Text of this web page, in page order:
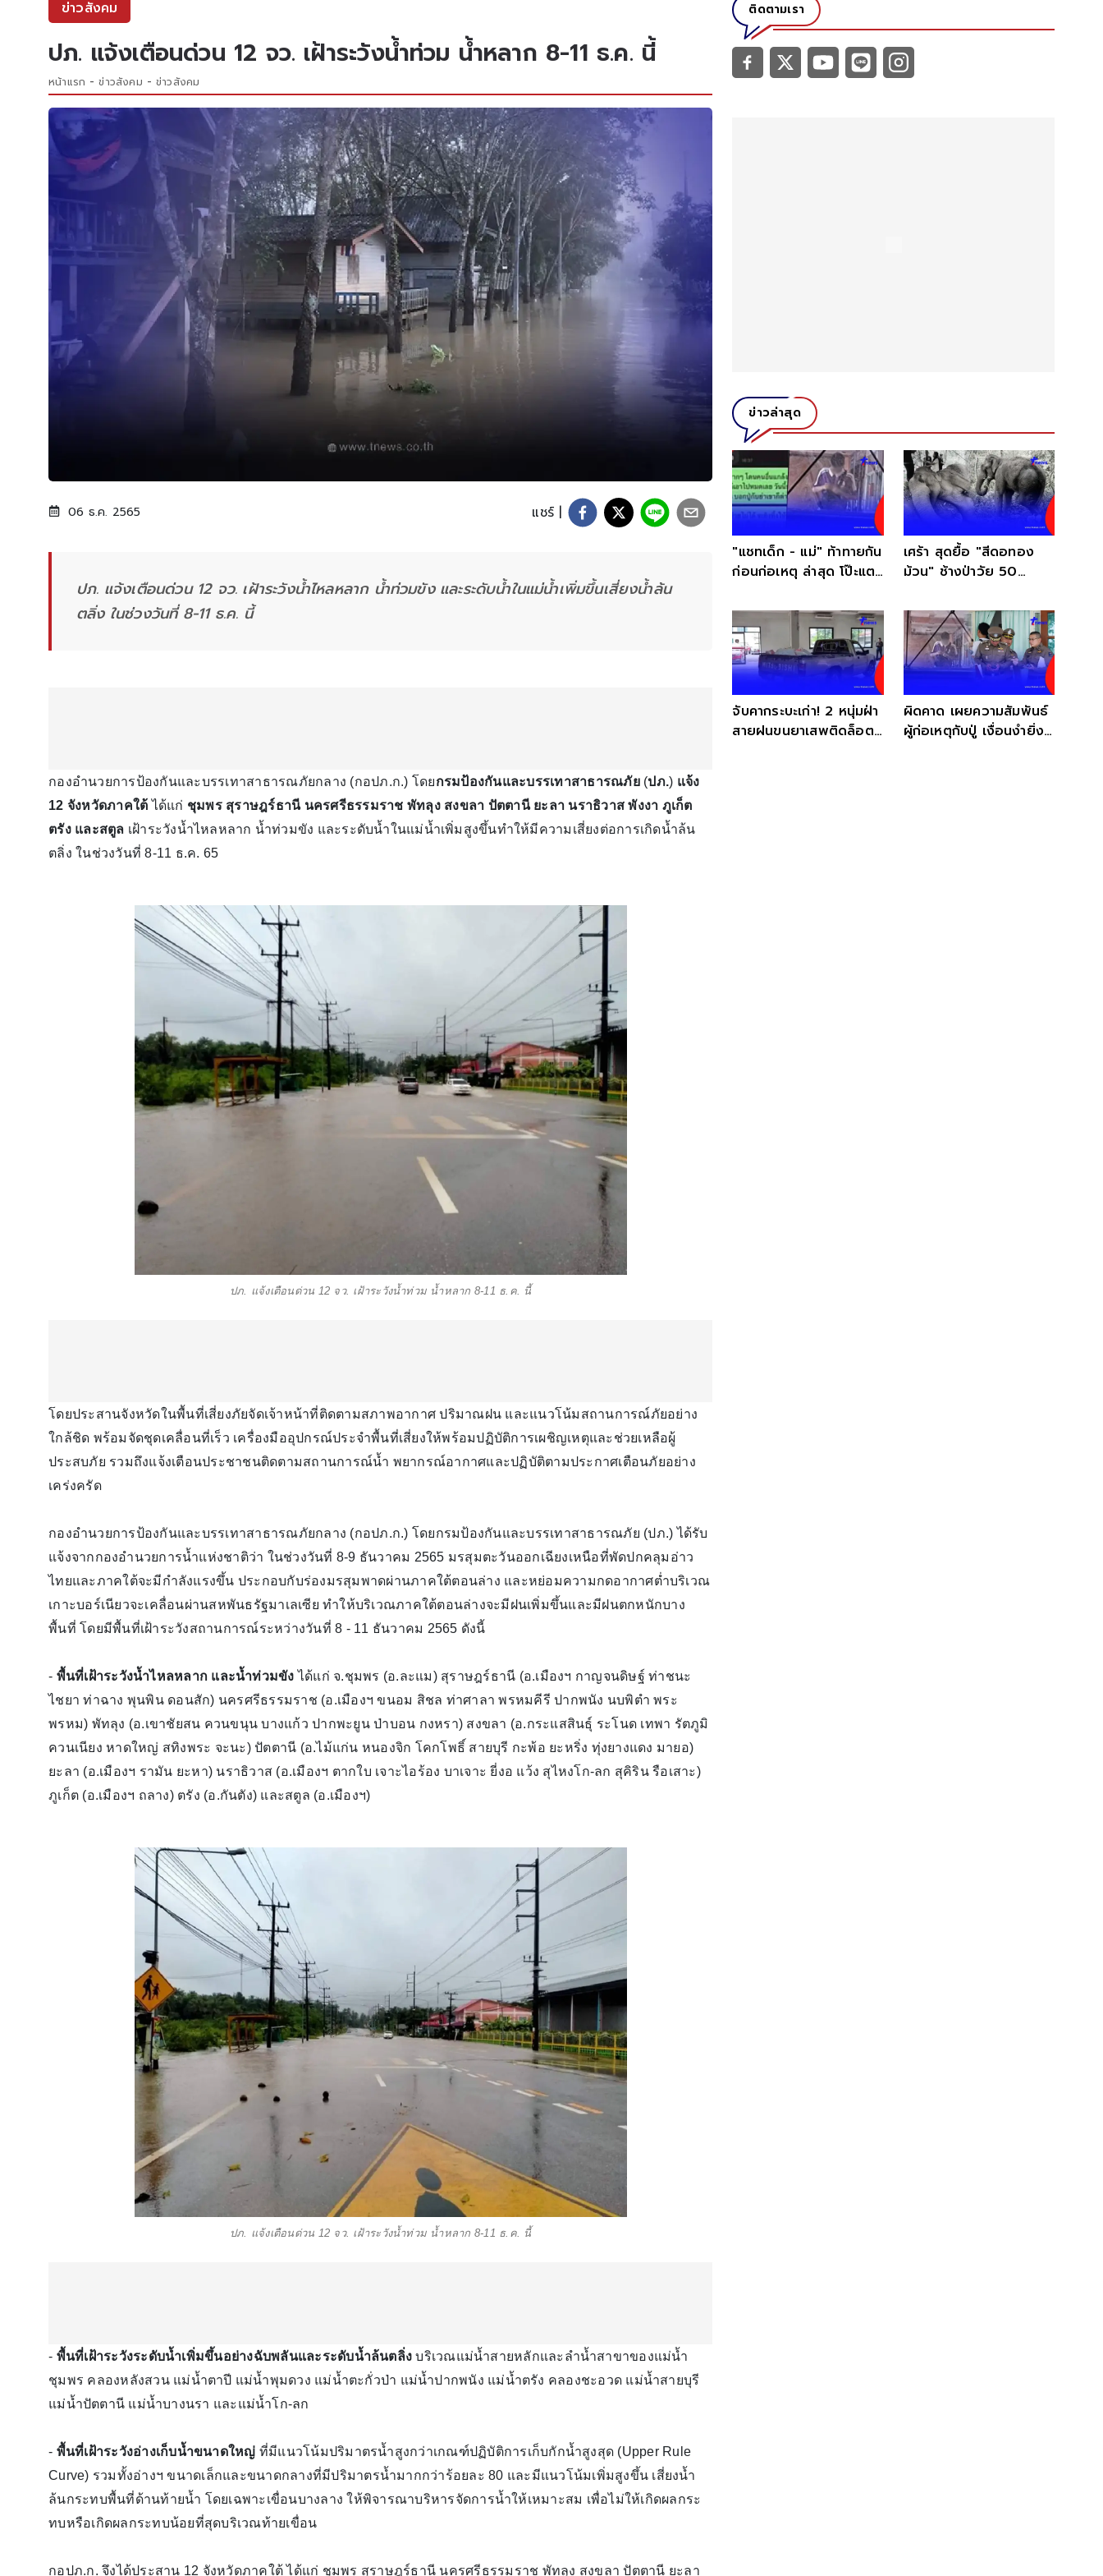
ข่าวสังคม
ปภ. แจ้งเตือนด่วน 12 จว. เฝ้าระวังน้ำท่วม น้ำหลาก 8-11 ธ.ค. นี้
หน้าแรก ข่าวสังคม ข่าวสังคม
06 ธ.ค. 2565 แชร์ |
ปภ. แจ้งเตือนด่วน 12 จว. เฝ้าระวังน้ำไหลหลาก น้ำท่วมขัง และระดับน้ำในแม่น้ำเพิ่มขึ้นเสี่ยงน้ำล้น
ตลิ่ง ในช่วงวันที่ 8-11 ธ.ค. นี้
กองอำนวยการป้องกันและบรรเทาสาธารณภัยกลาง (กอปภ.ก.) โดยกรมป้องกันและบรรเทาสาธารณภัย(ปภ.) แจ้ง
12 จังหวัดภาคใต้ ได้แก่ ชุมพร สุราษฎร์ธานี นครศรีธรรมราช พัทลุง สงขลา ปัตตานี ยะลา นราธิวาส พังงา ภูเก็ต
ตรัง และสตูล เฝ้าระวังน้ำไหลหลาก น้ำท่วมขัง และระดับน้ำในแม่น้ำเพิ่มสูงขึ้นทำให้มีความเสี่ยงต่อการเกิดน้ำล้น
ตลิ่ง ในช่วงวันที่ 8-11 ธ.ค. 65
ปภ. แจ้งเตือนด่วน 12 จว. เฝ้าระวังน้ำท่วม น้ำหลาก 8-11 ธ.ค. นี้
โดยประสานจังหวัดในพื้นที่เสี่ยงภัยจัดเจ้าหน้าที่ติดตามสภาพอากาศ ปริมาณฝน และแนวโน้มสถานการณ์ภัยอย่าง
ใกล้ชิด พร้อมจัดชุดเคลื่อนที่เร็ว เครื่องมืออุปกรณ์ประจำพื้นที่เสี่ยงให้พร้อมปฏิบัติการเผชิญเหตุและช่วยเหลือผู้
ประสบภัย รวมถึงแจ้งเตือนประชาชนติดตามสถานการณ์น้ำ พยากรณ์อากาศและปฏิบัติตามประกาศเตือนภัยอย่าง
เคร่งครัด
กองอำนวยการป้องกันและบรรเทาสาธารณภัยกลาง (กอปภ.ก.) โดยกรมป้องกันและบรรเทาสาธารณภัย (ปภ.) ได้รับ
แจ้งจากกองอำนวยการน้ำแห่งชาติว่า ในช่วงวันที่ 8-9 ธันวาคม 2565 มรสุมตะวันออกเฉียงเหนือที่พัดปกคลุมอ่าว
ไทยและภาคใต้จะมีกำลังแรงขึ้น ประกอบกับร่องมรสุมพาดผ่านภาคใต้ตอนล่าง และหย่อมความกดอากาศต่ำบริเวณ
เกาะบอร์เนียวจะเคลื่อนผ่านสหพันธรัฐมาเลเซีย ทำให้บริเวณภาคใต้ตอนล่างจะมีฝนเพิ่มขึ้นและมีฝนตกหนักบาง
พื้นที่ โดยมีพื้นที่เฝ้าระวังสถานการณ์ระหว่างวันที่ 8 - 11 ธันวาคม 2565 ดังนี้
- พื้นที่เฝ้าระวังน้ำไหลหลาก และน้ำท่วมขัง ได้แก่ จ.ชุมพร (อ.ละแม) สุราษฎร์ธานี (อ.เมืองฯ กาญจนดิษฐ์ ท่าชนะ
ไชยา ท่าฉาง พุนพิน ดอนสัก) นครศรีธรรมราช (อ.เมืองฯ ขนอม สิชล ท่าศาลา พรหมคีรี ปากพนัง นบพิตำ พระ
พรหม) พัทลุง (อ.เขาชัยสน ควนขนุน บางแก้ว ปากพะยูน ป่าบอน กงหรา) สงขลา (อ.กระแสสินธุ์ ระโนด เทพา รัตภูมิ
ควนเนียง หาดใหญ่ สทิงพระ จะนะ) ปัตตานี (อ.ไม้แก่น หนองจิก โคกโพธิ์ สายบุรี กะพ้อ ยะหริ่ง ทุ่งยางแดง มายอ)
ยะลา (อ.เมืองฯ รามัน ยะหา) นราธิวาส (อ.เมืองฯ ตากใบ เจาะไอร้อง บาเจาะ ยี่งอ แว้ง สุไหงโก-ลก สุคิริน รือเสาะ)
ภูเก็ต (อ.เมืองฯ ถลาง) ตรัง (อ.กันตัง) และสตูล (อ.เมืองฯ)
ปภ. แจ้งเตือนด่วน 12 จว. เฝ้าระวังน้ำท่วม น้ำหลาก 8-11 ธ.ค. นี้
- พื้นที่เฝ้าระวังระดับน้ำเพิ่มขึ้นอย่างฉับพลันและระดับน้ำล้นตลิ่ง บริเวณแม่น้ำสายหลักและลำน้ำสาขาของแม่น้ำ
ชุมพร คลองหลังสวน แม่น้ำตาปี แม่น้ำพุมดวง แม่น้ำตะกั่วป่า แม่น้ำปากพนัง แม่น้ำตรัง คลองชะอวด แม่น้ำสายบุรี
แม่น้ำปัตตานี แม่น้ำบางนรา และแม่น้ำโก-ลก
- พื้นที่เฝ้าระวังอ่างเก็บน้ำขนาดใหญ่ ที่มีแนวโน้มปริมาตรน้ำสูงกว่าเกณฑ์ปฏิบัติการเก็บกักน้ำสูงสุด (Upper Rule
Curve) รวมทั้งอ่างฯ ขนาดเล็กและขนาดกลางที่มีปริมาตรน้ำมากกว่าร้อยละ 80 และมีแนวโน้มเพิ่มสูงขึ้น เสี่ยงน้ำ
ล้นกระทบพื้นที่ด้านท้ายน้ำ โดยเฉพาะเขื่อนบางลาง ให้พิจารณาบริหารจัดการน้ำให้เหมาะสม เพื่อไม่ให้เกิดผลกระ
ทบหรือเกิดผลกระทบน้อยที่สุดบริเวณท้ายเขื่อน
กอปภ.ก. จึงได้ประสาน 12 จังหวัดภาคใต้ ได้แก่ ชุมพร สุราษฎร์ธานี นครศรีธรรมราช พัทลุง สงขลา ปัตตานี ยะลา
ติดตามเรา
ข่าวล่าสุด
"แชทเด็ก - แม่" ท้าทายกัน
ก่อนก่อเหตุ ล่าสุด โป๊ะแตก
เศร้า สุดยื้อ "สีดอทอง
ม้วน" ช้างป่าวัย 50
จับคากระบะเก่า! 2 หนุ่มฝ่า
สายฝนขนยาเสพติดล็อต
ผิดคาด เผยความสัมพันธ์
ผู้ก่อเหตุกับปู่ เงื่อนงำยิ่ง